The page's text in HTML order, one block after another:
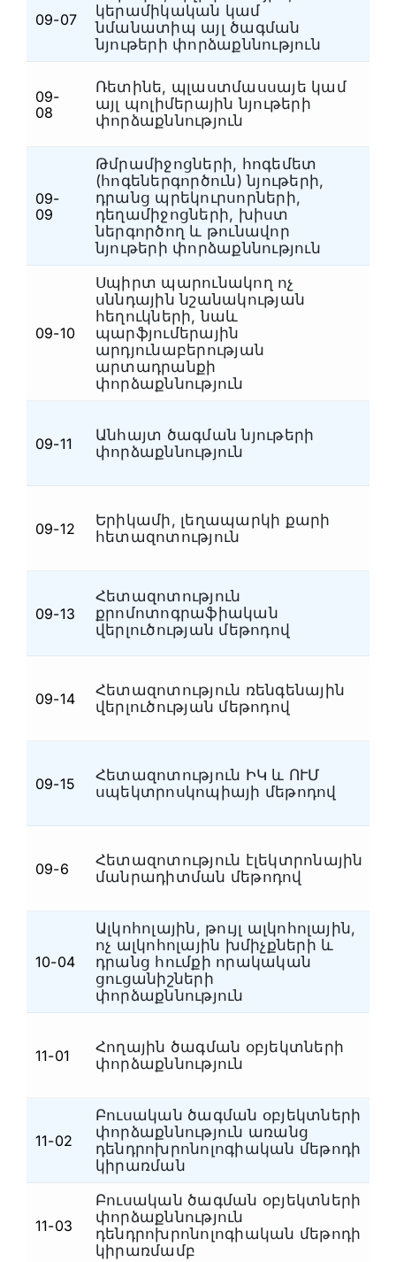
09-07
կերամիկական կամ
նմանատիպ այլ ծագման
նյութերի փորձաքննություն
09-
08
Ռետինե, պլաստմասսայե կամ
այլ պոլիմերային նյութերի
փորձաքննություն
09-
09
Թմրամիջոցների, հոգեմետ
(հոգեներգործուն) նյութերի,
դրանց պրեկուրսորների,
դեղամիջոցների, խիստ
ներգործող և թունավոր
նյութերի փորձաքննություն
09-10
Սպիրտ պարունակող ոչ
սննդային նշանակության
հեղուկների, նաև
պարֆյումերային
արդյունաբերության
արտադրանքի
փորձաքննություն
09-11
Անհայտ ծագման նյութերի
փորձաքննություն
09-12
Երիկամի, լեղապարկի քարի
հետազոտություն
09-13
Հետազոտություն
քրոմոտոգրաֆիական
վերլուծության մեթոդով
09-14
Հետազոտություն ռենգենային
վերլուծության մեթոդով
09-15
Հետազոտություն ԻԿ և ՈՒՄ
սպեկտրոսկոպիայի մեթոդով
09-6
Հետազոտություն էլեկտրոնային
մանրադիտման մեթոդով
10-04
Ալկոհոլային, թույլ ալկոհոլային,
ոչ ալկոհոլային խմիչքների և
դրանց հումքի որակական
ցուցանիշների
փորձաքննություն
11-01
Հողային ծագման օբյեկտների
փորձաքննություն
11-02
Բուսական ծագման օբյեկտների
փորձաքննություն առանց
դենդրոխրոնոլոգիական մեթոդի
կիրառման
11-03
Բուսական ծագման օբյեկտների
փորձաքննություն
դենդրոխրոնոլոգիական մեթոդի
կիրառմամբ